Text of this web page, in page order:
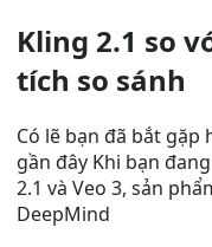
Kling 2.1 so
tích so sánh
Có lẽ bạn đã bắt gặp
gần đây Khi bạn
2.1 và Veo 3, sản
DeepMind